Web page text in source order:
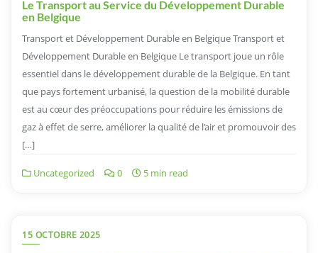
Le Transport au Service du Développement Durable
en Belgique
Transport et Développement Durable en Belgique Transport et
Développement Durable en Belgique Le transport joue un rôle
essentiel dans le développement durable de la Belgique. En tant
que pays fortement urbanisé, la question de la mobilité durable
est au cœur des préoccupations pour réduire les émissions de
gaz à effet de serre, améliorer la qualité de l’air et promouvoir des
[…]
Uncategorized 0 5 min read
15 OCTOBRE 2025